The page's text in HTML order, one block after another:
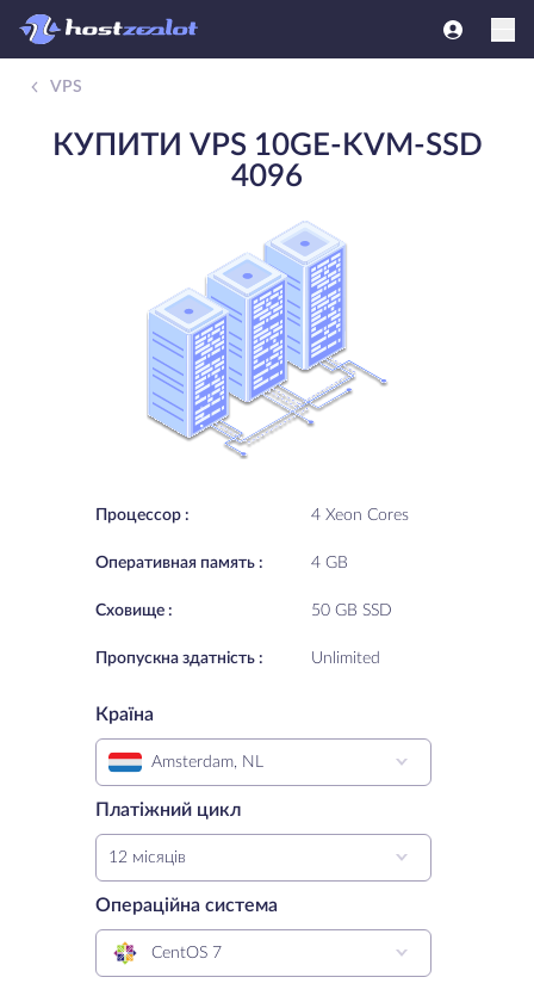
VPS
КУПИТИ VPS 10GE-KVM-SSD
4096
Процессор :
Oперативная память :
Cховище :
Пропускна здатність :
4 Xeon Cores
4 GB
50 GB SSD
Unlimited
Країна
Amsterdam, NL
Платіжний цикл
12 місяців
Операційна система
CentOS 7